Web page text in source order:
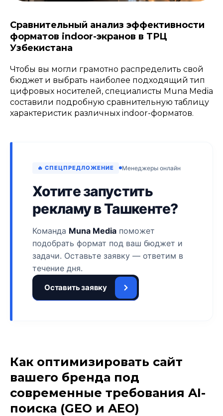
Сравнительный анализ эффективности
форматов indoor-экранов в ТРЦ
Узбекистана
Чтобы вы могли грамотно распределить свой
бюджет и выбрать наиболее подходящий тип
цифровых носителей, специалисты Muna Media
составили подробную сравнительную таблицу
характеристик различных indoor-форматов.
🔥 СПЕЦПРЕДЛОЖЕНИЕ Менеджеры онлайн
Хотите запустить
рекламу в Ташкенте?
Команда Muna Media поможет
подобрать формат под ваш бюджет и
задачи. Оставьте заявку — ответим в
течение дня.
Оставить заявку
Как оптимизировать сайт
вашего бренда под
современные требования AI-
поиска (GEO и AEO)